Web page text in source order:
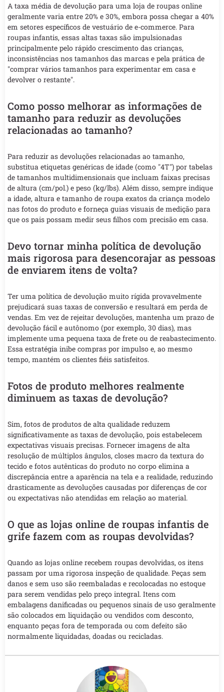
A taxa média de devolução para uma loja de roupas online
geralmente varia entre 20% e 30%, embora possa chegar a 40%
em setores específicos de vestuário de e-commerce. Para
roupas infantis, essas altas taxas são impulsionadas
principalmente pelo rápido crescimento das crianças,
inconsistências nos tamanhos das marcas e pela prática de
"comprar vários tamanhos para experimentar em casa e
devolver o restante".
Como posso melhorar as informações de
tamanho para reduzir as devoluções
relacionadas ao tamanho?
Para reduzir as devoluções relacionadas ao tamanho,
substitua etiquetas genéricas de idade (como "4T") por tabelas
de tamanhos multidimensionais que incluam faixas precisas
de altura (cm/pol.) e peso (kg/lbs). Além disso, sempre indique
a idade, altura e tamanho de roupa exatos da criança modelo
nas fotos do produto e forneça guias visuais de medição para
que os pais possam medir seus filhos com precisão em casa.
Devo tornar minha política de devolução
mais rigorosa para desencorajar as pessoas
de enviarem itens de volta?
Ter uma política de devolução muito rígida provavelmente
prejudicará suas taxas de conversão e resultará em perda de
vendas. Em vez de rejeitar devoluções, mantenha um prazo de
devolução fácil e autônomo (por exemplo, 30 dias), mas
implemente uma pequena taxa de frete ou de reabastecimento.
Essa estratégia inibe compras por impulso e, ao mesmo
tempo, mantém os clientes fiéis satisfeitos.
Fotos de produto melhores realmente
diminuem as taxas de devolução?
Sim, fotos de produtos de alta qualidade reduzem
significativamente as taxas de devolução, pois estabelecem
expectativas visuais precisas. Fornecer imagens de alta
resolução de múltiplos ângulos, closes macro da textura do
tecido e fotos autênticas do produto no corpo elimina a
discrepância entre a aparência na tela e a realidade, reduzindo
drasticamente as devoluções causadas por diferenças de cor
ou expectativas não atendidas em relação ao material.
O que as lojas online de roupas infantis de
grife fazem com as roupas devolvidas?
Quando as lojas online recebem roupas devolvidas, os itens
passam por uma rigorosa inspeção de qualidade. Peças sem
danos e sem uso são reembaladas e recolocadas no estoque
para serem vendidas pelo preço integral. Itens com
embalagens danificadas ou pequenos sinais de uso geralmente
são colocados em liquidação ou vendidos com desconto,
enquanto peças fora de temporada ou com defeito são
normalmente liquidadas, doadas ou recicladas.